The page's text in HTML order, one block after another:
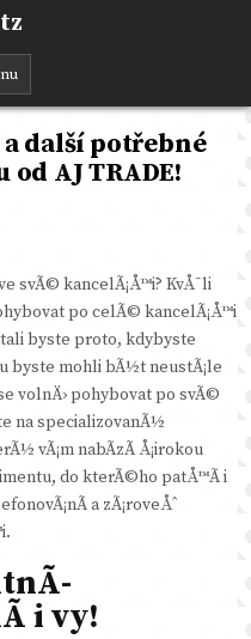
další potřebné
AJ TRADE!
svÃ© kancelÃ¡Å™i? KvÅ¯li
po celÃ© kancelÃ¡Å™i
byste proto, kdybyste
byste mohli bÃ½t neustÃ¡le
volnÄ› pohybovat po svÃ©
na specializovanÃ½
vÃ¡m nabÃ­zÃ­ Å¡irokou
do kterÃ©ho patÅ™Ã­ i
a zÃ¡roveÅˆ
i vy!